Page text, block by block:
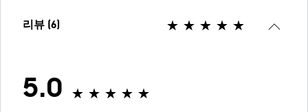
리뷰 (6)
5.0